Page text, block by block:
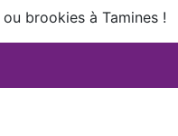
brookies à Tamines !